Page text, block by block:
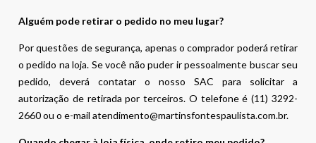
Alguém pode retirar o pedido no meu lugar?
Por questões de segurança, apenas o comprador poderá retirar
o pedido na loja. Se você não puder ir pessoalmente buscar seu
pedido, deverá contatar o nosso SAC para solicitar a
autorização de retirada por terceiros. O telefone é (11) 3292-
2660 ou o e-mail atendimento@martinsfontespaulista.com.br.